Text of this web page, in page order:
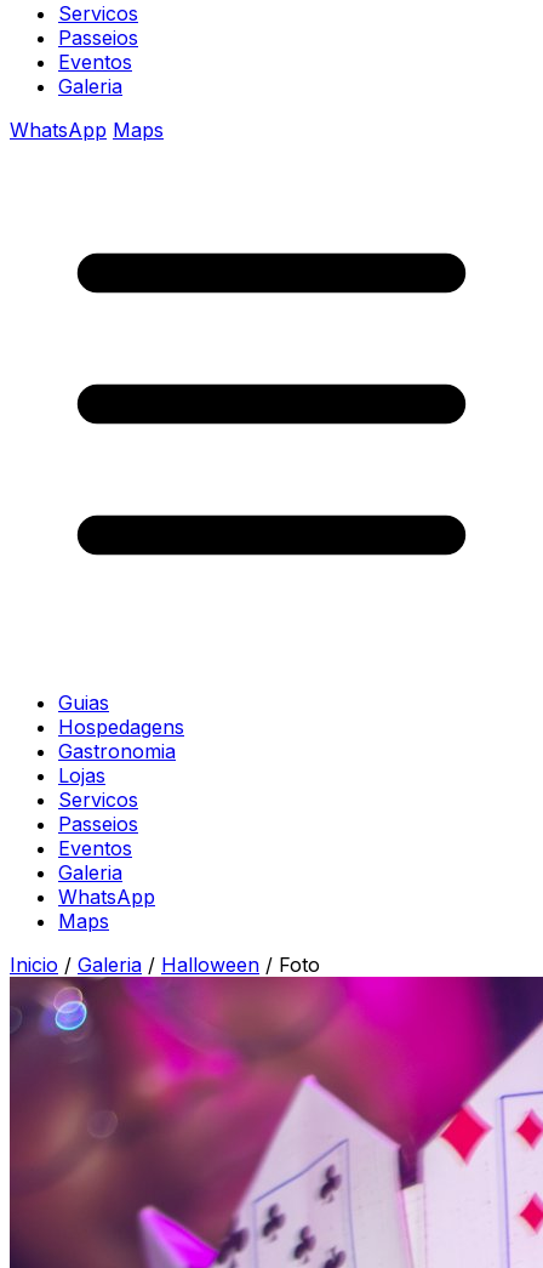
Servicos
Passeios
Eventos
Galeria
WhatsApp Maps
Guias
Hospedagens
Gastronomia
Lojas
Servicos
Passeios
Eventos
Galeria
WhatsApp
Maps
Inicio / Galeria / Halloween / Foto